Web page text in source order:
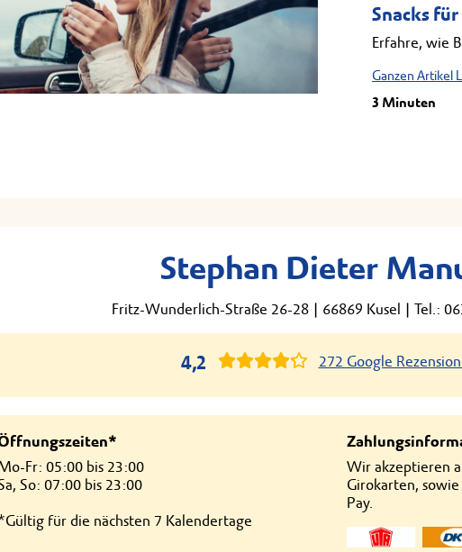
Snacks für
Erfahre, wie
Ganzen Artikel
3 Minuten
Stephan Dieter
Fritz-Wunderlich-Straße 26-28| 66869 Kusel | Tel.:
4,2 272 Google
Fr: 05:00 bis 23:00
So: 07:00 bis 23:00
für die nächsten 7 Kalendertage
Wir akzeptieren
Girokarten,
Pay.